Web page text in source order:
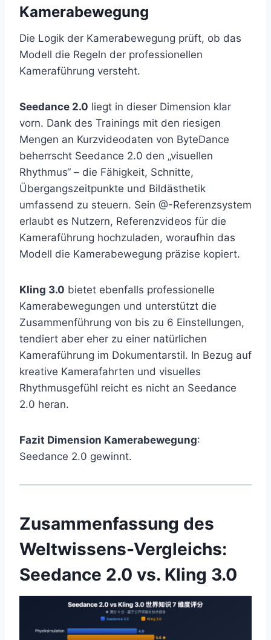
Kamerabewegung
Die Logik der Kamerabewegung prüft, ob das
Modell die Regeln der professionellen
Kameraführung versteht.
Seedance 2.0 liegt in dieser Dimension klar
vorn. Dank des Trainings mit den riesigen
Mengen an Kurzvideodaten von ByteDance
beherrscht Seedance 2.0 den „visuellen
Rhythmus“ – die Fähigkeit, Schnitte,
Übergangszeitpunkte und Bildästhetik
umfassend zu steuern. Sein @-Referenzsystem
erlaubt es Nutzern, Referenzvideos für die
Kameraführung hochzuladen, woraufhin das
Modell die Kamerabewegung präzise kopiert.
Kling 3.0 bietet ebenfalls professionelle
Kamerabewegungen und unterstützt die
Zusammenführung von bis zu 6 Einstellungen,
tendiert aber eher zu einer natürlichen
Kameraführung im Dokumentarstil. In Bezug auf
kreative Kamerafahrten und visuelles
Rhythmusgefühl reicht es nicht an Seedance
2.0 heran.
Fazit Dimension Kamerabewegung:
Seedance 2.0 gewinnt.
Zusammenfassung des
Weltwissens-Vergleichs:
Seedance 2.0 vs. Kling 3.0